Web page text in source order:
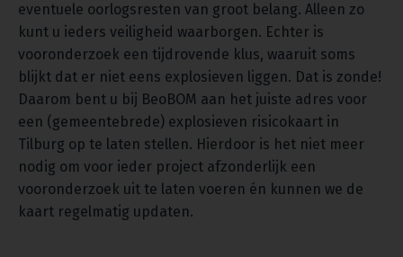
eventuele oorlogsresten van groot belang. Alleen zo
kunt u ieders veiligheid waarborgen. Echter is
vooronderzoek een tijdrovende klus, waaruit soms
blijkt dat er niet eens explosieven liggen. Dat is zonde!
Daarom bent u bij BeoBOM aan het juiste adres voor
een (gemeentebrede) explosieven risicokaart in
Tilburg op te laten stellen. Hierdoor is het niet meer
nodig om voor ieder project afzonderlijk een
vooronderzoek uit te laten voeren én kunnen we de
kaart regelmatig updaten.